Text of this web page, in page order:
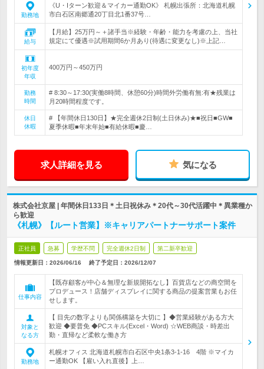
勤務地
《U・Iターン歓迎＆マイカー通勤OK》 札幌出張所：北海道札幌
市白石区南郷通20丁目北1番37号…
給与
【月給】25万円～＋諸手当※経験・年齢・能力を考慮の上、当社
規定にて優遇※試用期間6か月あり(待遇に変更なし)※上記…
初年度
年収
400万円～450万円
勤務
時間
# 8:30～17:30(実働8時間、休憩60分)時間外労働有無:有★残業は
月20時間程度です。
休日
休暇
# 【年間休日130日】★完全週休2日制(土日休み)★■祝日■GW■
夏季休暇■年末年始■有給休暇■慶…
求人詳細を見る 気になる
株式会社京屋 | 年間休日133日＊土日祝休み＊20代～30代活躍中＊異業種か
ら歓迎
《札幌》【ルート営業】※キャリアパートナーサポート案件
正社員 急募 学歴不問 完全週休2日制 第二新卒歓迎
情報更新日：2026/06/16 終了予定日： 2026/12/07
仕事内容
【既存顧客が中心＆無理な新規開拓なし】百貨店などの商空間を
プロデュース！店舗ディスプレイに関する商品の提案営業もお任
せします。
対象と
なる方
【 目先の数字よりも関係構築を大切に 】◆営業経験がある方大
歓迎 ◆要普免 ◆PCスキル(Excel・Word) ☆WEB商談・時差出
勤・直帰など柔軟な働き方
勤務地
札幌オフィス 北海道札幌市白石区中央1条3-1-16 4階 ※マイカ
ー通勤OK 【雇い入れ直後】上…